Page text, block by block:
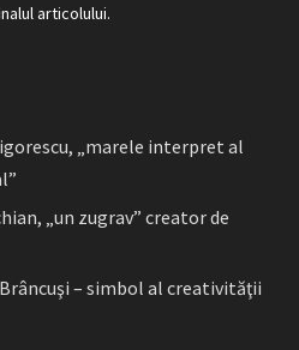
articolului.
„marele interpret al
„un zugrav” creator de
– simbol al creativităţii